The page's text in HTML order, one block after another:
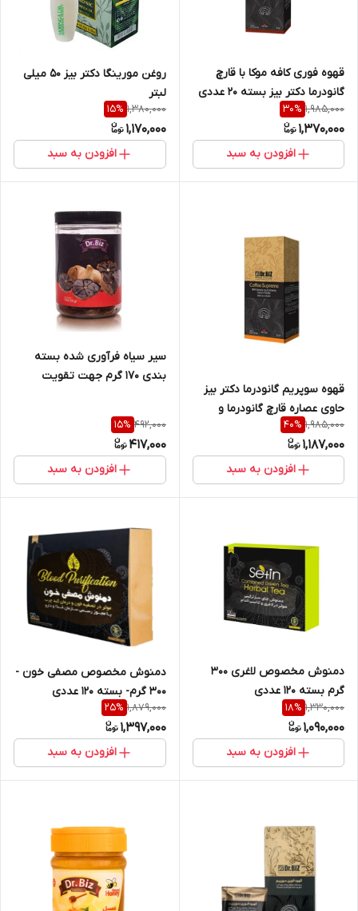
قهوه فوری کافه موکا با قارچ
گانودرما دکتر بیز بسته ۲۰ عددی
1,985,000
30%
1,370,000
افزودن به سبد
روغن مورینگا دکتر بیز ۵۰ میلی
لبتر
1,380,000
15%
1,170,000
افزودن به سبد
قهوه سوپریم گانودرما دکتر بیز
حاوی عصاره قارچ گانودرما و
جینسینگ جعبه 20 عددی
1,985,000
40%
1,187,000
افزودن به سبد
سیر سیاه فرآوری شده بسته
بندی ۱۷۰ گرم جهت تقویت
بیماریها
492,000
15%
417,000
افزودن به سبد
دمنوش مخصوص لاغری 300
گرم بسته 120 عددی
1,330,000
18%
1,090,000
افزودن به سبد
دمنوش مخصوص مصفی خون -
300 گرم- بسته 120 عددی
1,879,000
25%
1,397,000
افزودن به سبد